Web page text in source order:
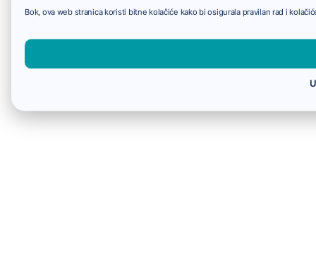
Bok, ova web stranica koristi bitne kolačiće kako bi osigurala pravilan rad i